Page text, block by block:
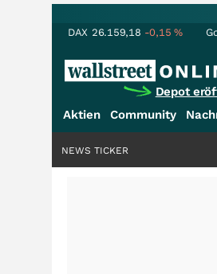
DAX 26.159,18 -0,15%
Depot
Aktien Community
NEWS TICKER